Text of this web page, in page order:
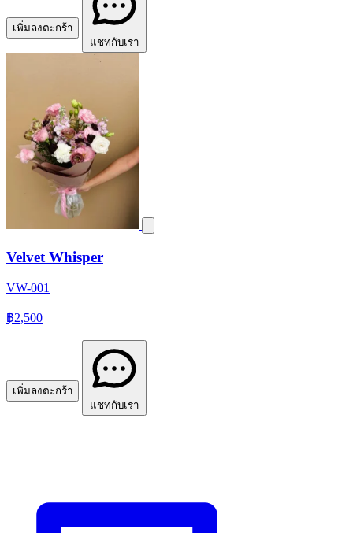
เพิ่มลงตะกร้า
แชทกับเรา
Velvet Whisper
VW-001
฿2,500
เพิ่มลงตะกร้า
แชทกับเรา